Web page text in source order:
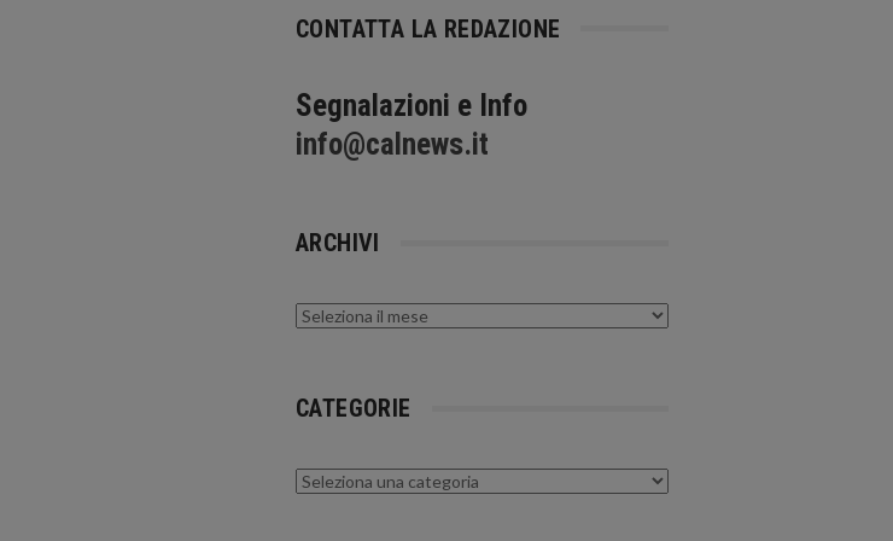
CONTATTA LA REDAZIONE
Segnalazioni e Info
info@calnews.it
ARCHIVI
Archivi
CATEGORIE
Categorie